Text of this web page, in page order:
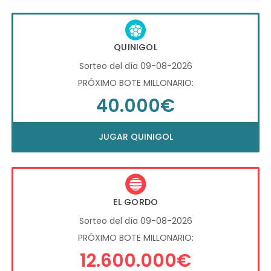
QUINIGOL
Sorteo del día 09-08-2026
PRÓXIMO BOTE MILLONARIO:
40.000€
JUGAR QUINIGOL
EL GORDO
Sorteo del día 09-08-2026
PRÓXIMO BOTE MILLONARIO:
12.600.000€